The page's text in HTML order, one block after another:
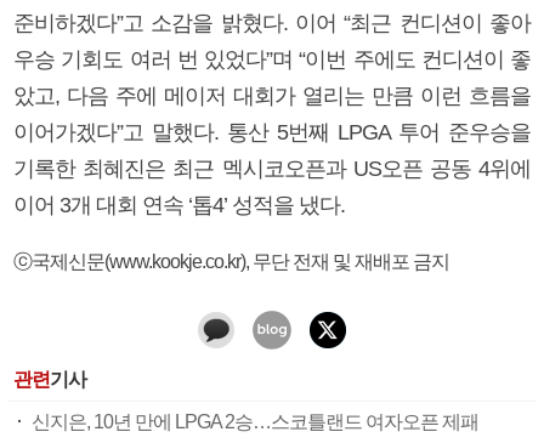
준비하겠다”고 소감을 밝혔다. 이어 “최근 컨디션이 좋아
우승 기회도 여러 번 있었다”며 “이번 주에도 컨디션이 좋
았고, 다음 주에 메이저 대회가 열리는 만큼 이런 흐름을
이어가겠다”고 말했다. 통산 5번째 LPGA 투어 준우승을
기록한 최혜진은 최근 멕시코오픈과 US오픈 공동 4위에
이어 3개 대회 연속 ‘톱4’ 성적을 냈다.
ⓒ국제신문(www.kookje.co.kr), 무단 전재 및 재배포 금지
관련기사
신지은, 10년 만에 LPGA 2승…스코틀랜드 여자오픈 제패